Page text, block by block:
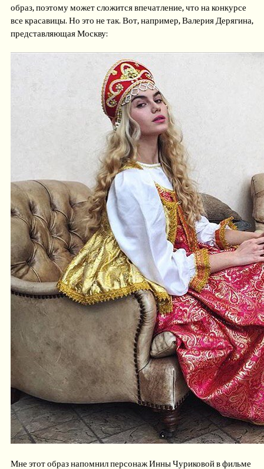
образ, поэтому может сложится впечатление, что на конкурсе
все красавицы. Но это не так. Вот, например, Валерия Дерягина,
представляющая Москву:
Мне этот образ напомнил персонаж Инны Чуриковой в фильме